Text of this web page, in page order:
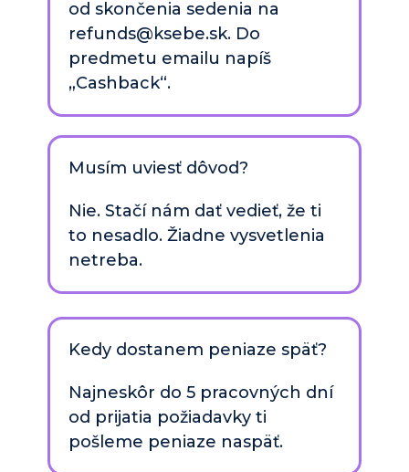
od skončenia sedenia
refunds@ksebe.sk. Do
predmetu emailu napíš
„Cashback“.
Musím uviesť dôvod?
Nie. Stačí nám dať vedieť, že ti
to nesadlo. Žiadne vysvetlenia
netreba.
Kedy dostanem peniaze späť?
Najneskôr do 5 pracovných dní
od prijatia požiadavky ti
pošleme peniaze naspäť.